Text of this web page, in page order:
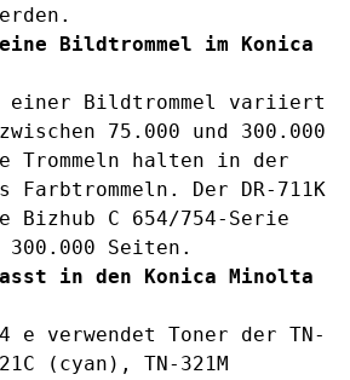
Bildtrommel im Konica
einer Bildtrommel variiert
75.000 und 300.000
Trommeln halten in der
Farbtrommeln. Der
DR-711K
Bizhub C 654/754-Serie
Seiten.
in den Konica Minolta
e verwendet Toner der TN-
(cyan) , TN-321M